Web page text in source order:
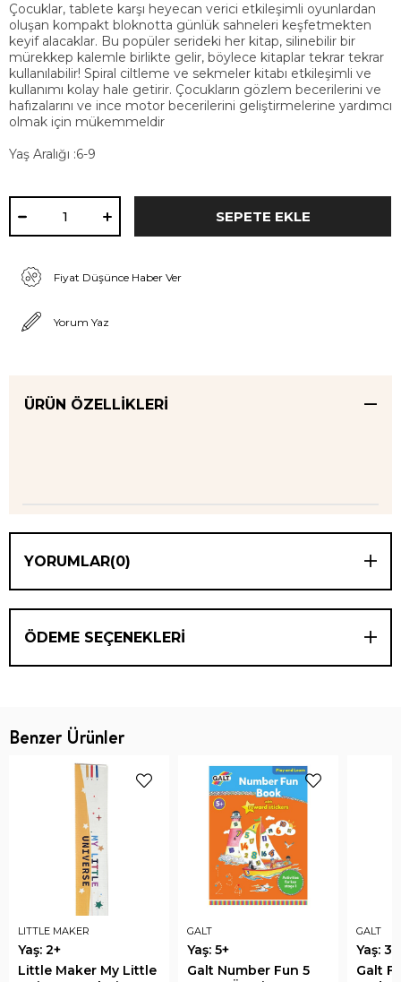
Çocuklar, tablete karşı heyecan verici etkileşimli oyunlardan
oluşan kompakt bloknotta günlük sahneleri keşfetmekten
keyif alacaklar. Bu popüler serideki her kitap, silinebilir bir
mürekkep kalemle birlikte gelir, böylece kitaplar tekrar tekrar
kullanılabilir! Spiral ciltleme ve sekmeler kitabı etkileşimli ve
kullanımı kolay hale getirir. Çocukların gözlem becerilerini ve
hafızalarını ve ince motor becerilerini geliştirmelerine yardımcı
olmak için mükemmeldir
Yaş Aralığı :6-9
Fiyat Düşünce Haber Ver
Yorum Yaz
ÜRÜN ÖZELLIKLERI
YORUMLAR(0)
ÖDEME SEÇENEKLERI
Benzer Ürünler
LITTLE MAKER
Yaş: 2+
Little Maker My Little
GALT
Yaş: 5+
Galt Number Fun 5
GALT
Yaş: 3+
Galt